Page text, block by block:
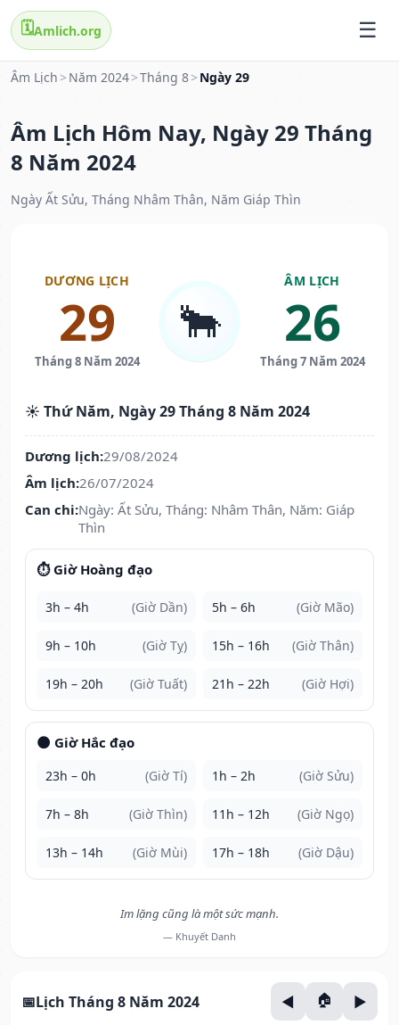
🗓️Amlich.org
Âm Lịch > Năm 2024>Tháng 8> Ngày 29
Âm Lịch Hôm Nay, Ngày 29 Tháng
8 Năm 2024
Ngày Ất Sửu, Tháng Nhâm Thân, Năm Giáp Thìn
DƯƠNG LỊCH
29
Tháng 8 Năm 2024
🐂
ÂM LỊCH
26
Tháng 7 Năm 2024
☀️ Thứ Năm, Ngày 29 Tháng 8 Năm 2024
Dương lịch:29/08/2024
Âm lịch:26/07/2024
Can chi:Ngày: Ất Sửu, Tháng: Nhâm Thân, Năm: Giáp
Thìn
⏱️ Giờ Hoàng đạo
3h – 4h (Giờ Dần) 5h – 6h (Giờ Mão)
9h – 10h (Giờ Tỵ) 15h – 16h (Giờ Thân)
19h – 20h (Giờ Tuất) 21h – 22h (Giờ Hợi)
🌑 Giờ Hắc đạo
23h – 0h (Giờ Tí) 1h – 2h (Giờ Sửu)
7h – 8h (Giờ Thìn) 11h – 12h (Giờ Ngọ)
13h – 14h (Giờ Mùi) 17h – 18h (Giờ Dậu)
Im lặng cũng là một sức mạnh.
— Khuyết Danh
Lịch Tháng 8 Năm 2024